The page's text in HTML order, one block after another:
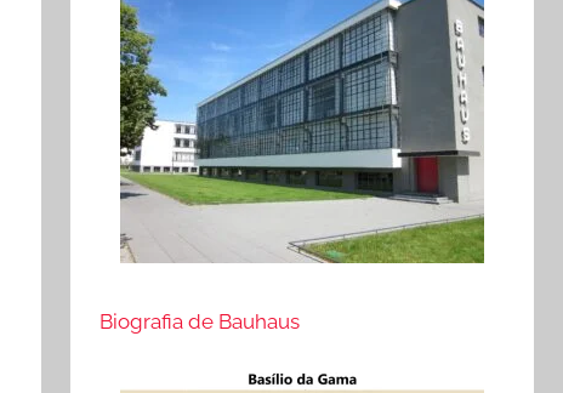
Biografia de Bauhaus